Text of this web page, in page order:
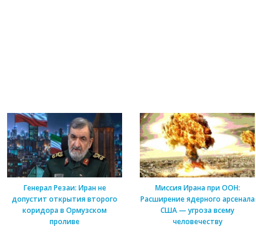
Генерал Резаи: Иран не
допустит открытия второго
коридора в Ормузском
проливе
Миссия Ирана при ООН:
Расширение ядерного арсенала
США — угроза всему
человечеству